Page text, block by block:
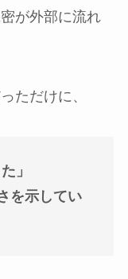
が外部に流れ
ただけに、
」
を示してい